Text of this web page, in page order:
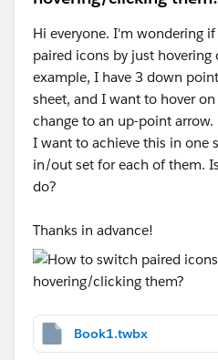
Hi everyone. I'm wondering
paired icons by just
example, I have 3 down
sheet, and I want to hover
change to an up-point arrow.
I want to achieve this in one
in/out set for each of them.
do?
Thanks in advance!
Book1.twbx